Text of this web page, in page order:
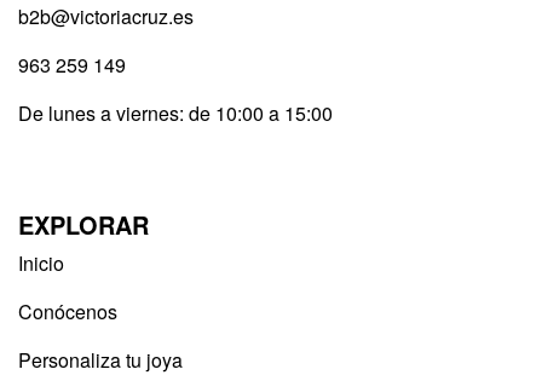
b2b@victoriacruz.es
963 259 149
De lunes a viernes: de 10:00 a 15:00
EXPLORAR
Inicio
Conócenos
Personaliza tu joya